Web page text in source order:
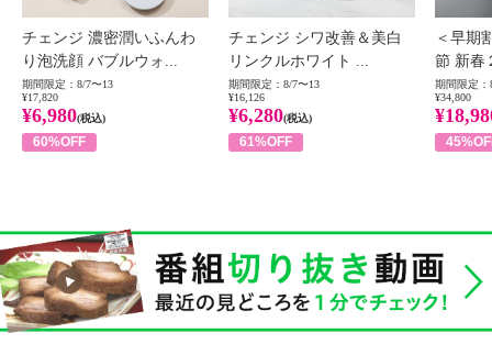
チェンジ 濃密潤いふんわ
り泡洗顔 バブルウォ...
期間限定：8/7〜13
¥17,820
¥6,980(税込)
60%OFF
チェンジ シワ改善＆美白
リンクルホワイト ...
期間限定：8/7〜13
¥16,126
¥6,280(税込)
61%OFF
＜早期
節 新春
期間限定：
¥34,800